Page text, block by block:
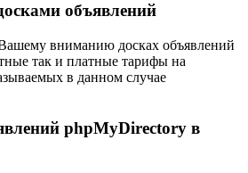
объявлений
вниманию досках объявлений
так и платные тарифы на
в данном случае
phpMyDirectory в